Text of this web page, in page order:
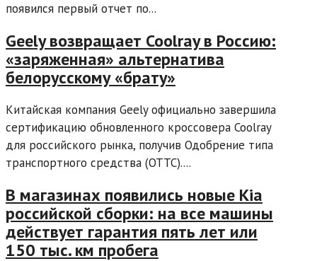
появился первый отчет по...
Geely возвращает Coolray в Россию:
«заряженная» альтернатива
белорусскому «брату»
Китайская компания Geely официально завершила
сертификацию обновленного кроссовера Coolray
для российского рынка, получив Одобрение типа
транспортного средства (ОТТС)....
В магазинах появились новые Kia
российской сборки: на все машины
действует гарантия пять лет или
150 тыс. км пробега